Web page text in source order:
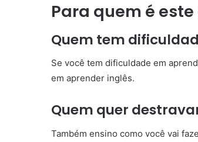
Para quem é
Quem tem
Se você tem dificuldade em
em aprender inglês.
Quem quer
Também ensino como você vai